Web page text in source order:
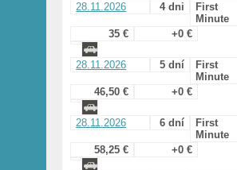
28.11.2026 4 dni
First
Minute
35 €
+0 €
28.11.2026 5 dní
First
Minute
46,50 €
+0 €
28.11.2026 6 dní
First
Minute
58,25 €
+0 €